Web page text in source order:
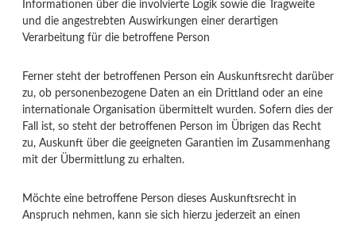
Informationen über die involvierte Logik sowie die Tragweite
und die angestrebten Auswirkungen einer derartigen
Verarbeitung für die betroffene Person
Ferner steht der betroffenen Person ein Auskunftsrecht darüber
zu, ob personenbezogene Daten an ein Drittland oder an eine
internationale Organisation übermittelt wurden. Sofern dies der
Fall ist, so steht der betroffenen Person im Übrigen das Recht
zu, Auskunft über die geeigneten Garantien im Zusammenhang
mit der Übermittlung zu erhalten.
Möchte eine betroffene Person dieses Auskunftsrecht in
Anspruch nehmen, kann sie sich hierzu jederzeit an einen